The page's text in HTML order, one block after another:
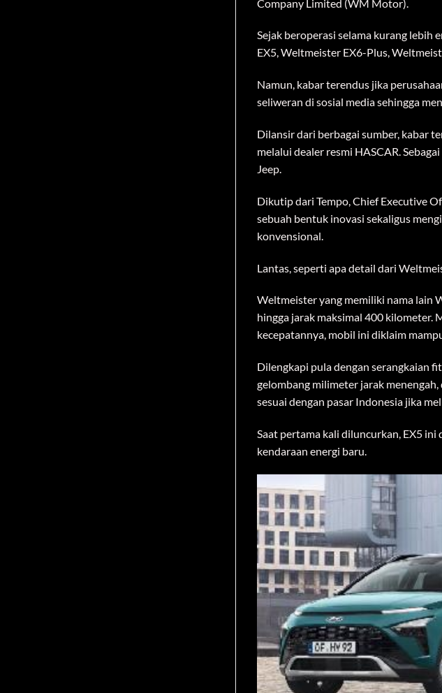
EX5, Weltmeister EX6-Plus,
Namun, kabar terendus jika
seliweran di sosial media sehingga
Dilansir dari berbagai sumber, kabar
melalui dealer resmi HASCAR.
Jeep.
Dikutip dari Tempo, Chief Executive
sebuah bentuk inovasi sekaligus
Lantas, seperti apa detail dari
hingga jarak maksimal 400 kilometer.
kecepatannya, mobil ini diklaim
Dilengkapi pula dengan serangkaian
gelombang milimeter jarak
sesuai dengan pasar Indonesia jika
Saat pertama kali diluncurkan, EX5
kendaraan energi baru.